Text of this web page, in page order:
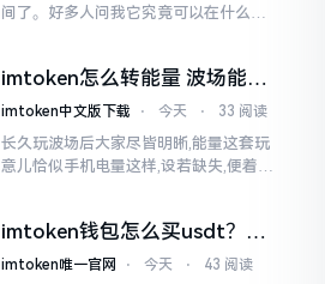
间了。好多人问我它究竟可以在什么设
给予支持
imtoken怎么转能量 波场能量
转换教程
imtoken中文版下载 ⋅ 今天 ⋅ 33 阅读
长久玩波场后大家尽皆明晰,能量这套玩
意儿恰似手机电量这样,设若缺失,便着实
imtoken钱包怎么买usdt？老
手教你简单三步搞定
imtoken唯一官网 ⋅ 今天 ⋅ 43 阅读